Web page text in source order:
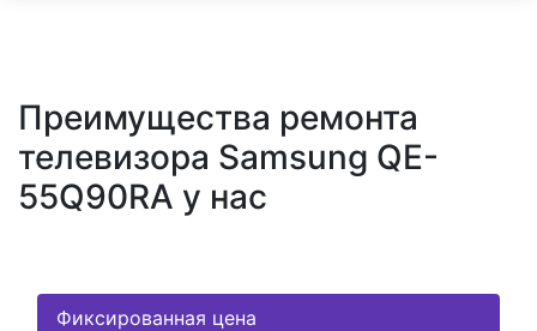
Преимущества ремонта
телевизора Samsung QE-
55Q90RA у нас
Фиксированная цена